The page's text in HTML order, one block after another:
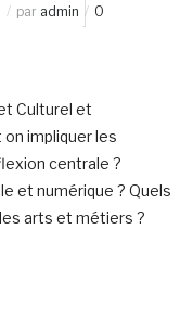
par admin
0
Culturel et
impliquer les
centrale ?
et numérique ? Quels
arts et métiers ?